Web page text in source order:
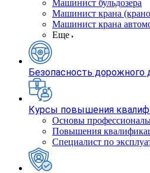
Машинист бульдозера
Машинист крана
Машинист крана
Еще
Безопасность дорожного
Курсы повышения
Основы
Повышения
Специалист по